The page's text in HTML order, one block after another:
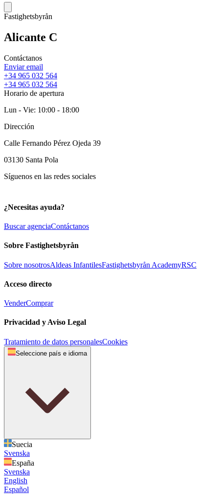
Fastighetsbyrån
Alicante C
Contáctanos
Enviar email
+34 965 032 564
+34 965 032 564
Horario de apertura
Lun - Vie: 10:00 - 18:00
Dirección
Calle Fernando Pérez Ojeda 39
03130 Santa Pola
Síguenos en las redes sociales
¿Necesitas ayuda?
Buscar agenciaContáctanos
Sobre Fastighetsbyrån
Sobre nosotrosAldeas InfantilesFastighetsbyrån AcademyRSC
Acceso directo
VenderComprar
Privacidad y Aviso Legal
Tratamiento de datos personalesCookies
Seleccione país e idioma
Suecia
Svenska
España
Svenska
English
Español